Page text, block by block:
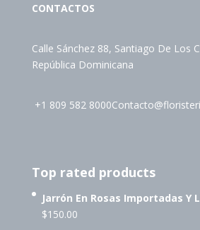
CONTACTOS
Calle Sánchez 88, Santiago De Los
República Dominicana
+1 809 582 8000
Top rated products
Jarrón En Rosas Importadas Y
$150.00